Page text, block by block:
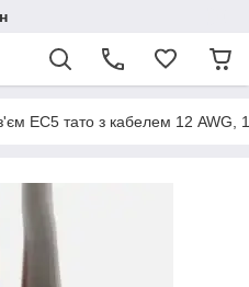
EC5 тато з кабелем 12 AWG,